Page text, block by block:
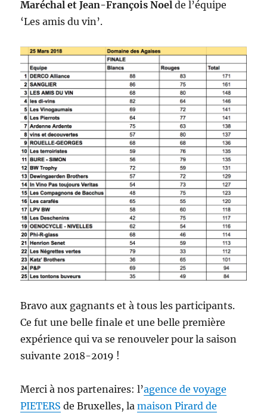
Maréchal et Jean-François Noel de l’équipe
‘Les amis du vin’.
Bravo aux gagnants et à tous les participants.
Ce fut une belle finale et une belle première
expérience qui va se renouveler pour la saison
suivante 2018-2019 !
Merci à nos partenaires: l’agence de voyage
PIETERS de Bruxelles, lamaison Pirard de